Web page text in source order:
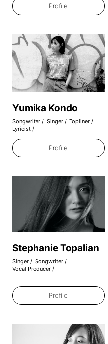
NexTone Award 2019
Profile
Yumika Kondo
Songwriter Singer
Topliner
Lyricist
Profile
Stephanie Topalian
Singer
Songwriter
Vocal Producer
Profile